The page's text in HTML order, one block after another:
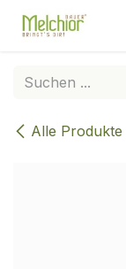
Zum Inhalt springen
Alle Produkte